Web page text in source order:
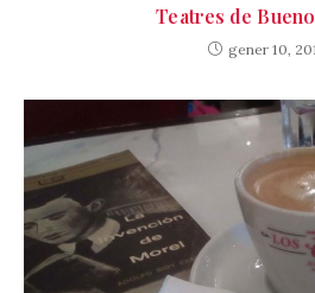
Teatres de
gener 10,